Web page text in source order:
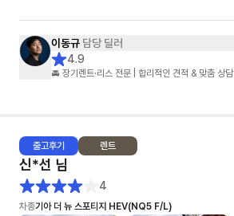
이동규 담당 딜러
4.9
🚘 장기렌트·리스 전문 | 합리적인 견적 & 맞춤 상담
출고후기 렌트
신*선 님
4
차종기아 더 뉴 스포티지 HEV(NQ5 F/L)